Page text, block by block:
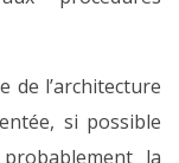
de l’architecture
si possible
la